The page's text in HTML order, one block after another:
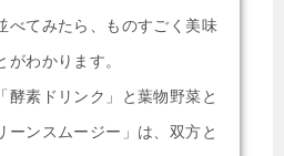
べてみたら、ものすごく美味
がわかります。
酵素ドリンク」と葉物野菜と
ーンスムージー」は、双方と